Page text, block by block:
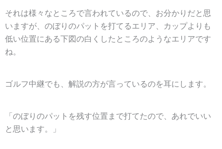
それは様々なところで言われているので、お分かりだと思
いますが、 のぼりのパットを打てるエリア、カップよりも
低い位置にある下図の白くしたところのようなエリアです
ね。
ゴルフ中継でも、解説の方が言っているのを耳にします。
「 のぼりのパットを残す位置まで打てたので、あれでいい
と思います。」